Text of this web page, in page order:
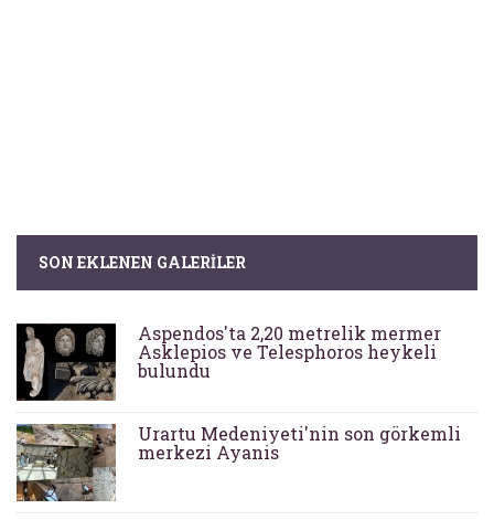
SON EKLENEN GALERILER
Aspendos'ta 2,20 metrelik mermer
Asklepios ve Telesphoros heykeli
bulundu
Urartu Medeniyeti'nin son görkemli
merkezi Ayanis